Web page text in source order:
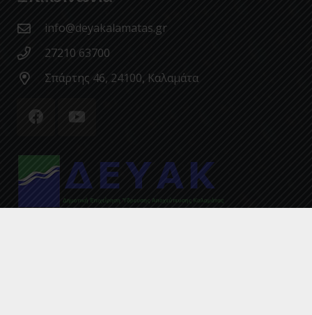
info@deyakalamatas.gr
27210 63700
Σπάρτης 46, 24100, Καλαμάτα